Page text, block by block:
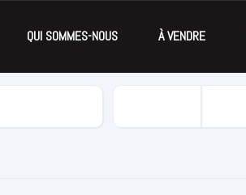
QUI SOMMES-NOUS À VENDRE